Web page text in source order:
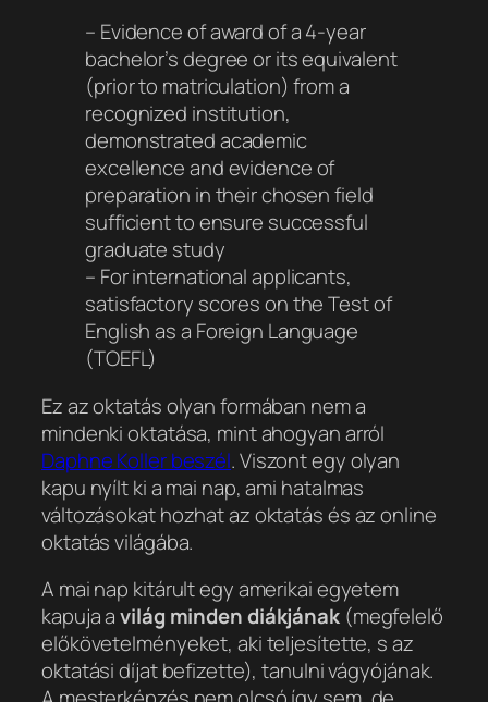
– Evidence of award of a 4-year
bachelor’s degree or its equivalent
(prior to matriculation) from a
recognized institution,
demonstrated academic
excellence and evidence of
preparation in their chosen field
sufficient to ensure successful
graduate study
– For international applicants,
satisfactory scores on the Test of
English as a Foreign Language
(TOEFL)
Ez az oktatás olyan formában nem a
mindenki oktatása, mint ahogyan arról
Daphne Koller beszél. Viszont egy olyan
kapu nyílt ki a mai nap, ami hatalmas
változásokat hozhat az oktatás és az online
oktatás világába.
A mai nap kitárult egy amerikai egyetem
kapuja avilág minden diákjának(megfelelő
előkövetelményeket, aki teljesítette, s az
oktatási díjat befizette), tanulni vágyójának.